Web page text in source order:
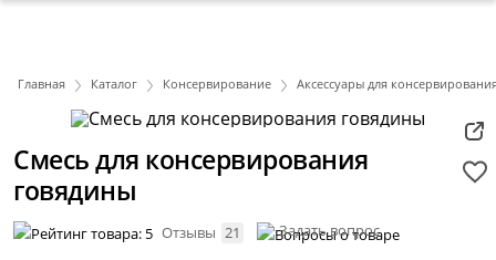
Главная Каталог Консервирование Аксессуары для
Смесь для консервирования
говядины
Отзывы 21 Задать вопрос